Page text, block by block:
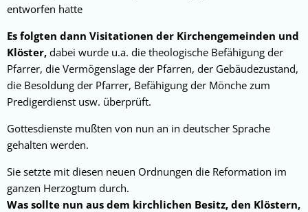
entworfen hatte
Es folgten dann Visitationen der Kirchengemeinden und
Klöster, dabei wurde u.a. die theologische Befähigung der
Pfarrer, die Vermögenslage der Pfarren, der Gebäudezustand,
die Besoldung der Pfarrer, Befähigung der Mönche zum
Predigerdienst usw. überprüft.
Gottesdienste mußten von nun an in deutscher Sprache
gehalten werden.
Sie setzte mit diesen neuen Ordnungen die Reformation im
ganzen Herzogtum durch.
Was sollte nun aus dem kirchlichen Besitz, den Klöstern,